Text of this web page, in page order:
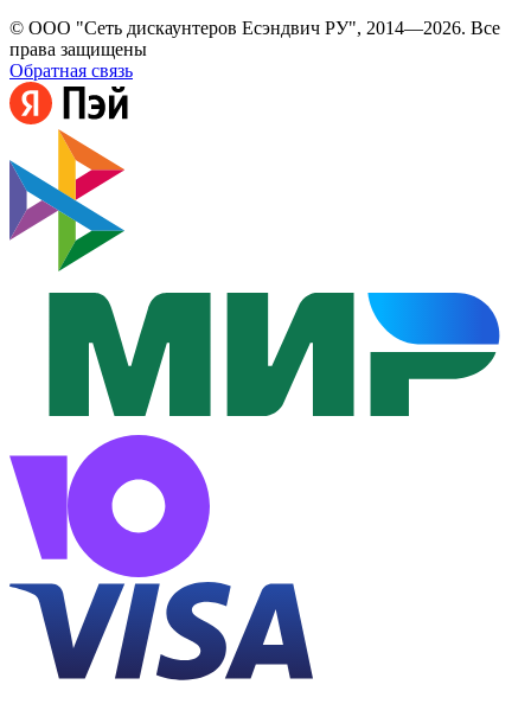
© ООО "Сеть дискаунтеров Есэндвич РУ", 2014—2026. Все
права защищены
Обратная связь